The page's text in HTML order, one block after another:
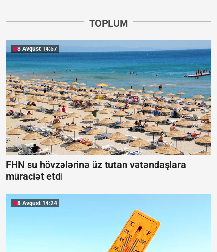
TOPLUM
8 Avqust 14:57
FHN su hövzələrinə üz tutan vətəndaşlara
müraciət etdi
8 Avqust 14:24